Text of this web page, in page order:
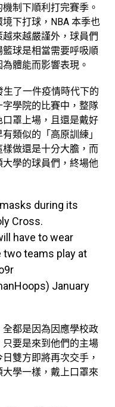
制下順利打完賽季。
下打球，NBA 本季也
來越嚴謹外，球員們
球是相當需要呼吸順
體能而影響表現。
生了一件疫情時代下的
學院的比賽中，整隊
罩上場，且還是戴好
類似的「高原訓練」
做還是十分大膽，而
學的球員們，終場他
during its
Cross.
have to wear
teams play at
January
都是因為因應學校政
要是來到他們的主場
雙方即將再次交手，
學一樣，戴上口罩來